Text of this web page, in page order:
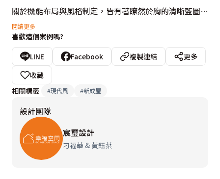
關於機能布局與風格制定，皆有著瞭然於胸的清晰藍圖，
帶入簡約俐落的線條筆觸，逐一勾勒起居生活的自由隨
興。期待擁有舒適尺度的主臥衛浴，是空間規劃中的另一
關鍵，面對既有坪效略顯不足的窘境，透過將使用範圍的
向外拓展，配合鐵件與玻璃的輕盈結構，經營著光感流動
的寬裕享受。
閱讀更多
喜歡這個案例嗎?
LINE Facebook 複製連結
更多
收藏
相關標籤
#現代風 #新成屋
設計團隊
宸璽設計
刁福華 & 黃鈺棻